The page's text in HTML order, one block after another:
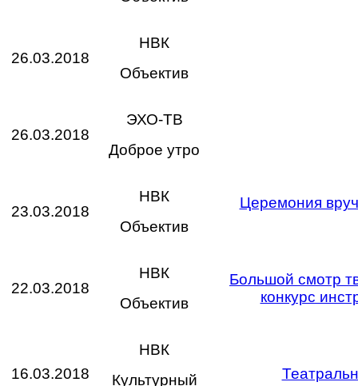
26.03.2018
НВК
Объектив
26.03.2018
ЭХО-ТВ
Доброе утро
23.03.2018
НВК
Объектив
Церемония
22.03.2018
НВК
Объектив
Большой смотр
конкурс
16.03.2018
НВК
Культурный